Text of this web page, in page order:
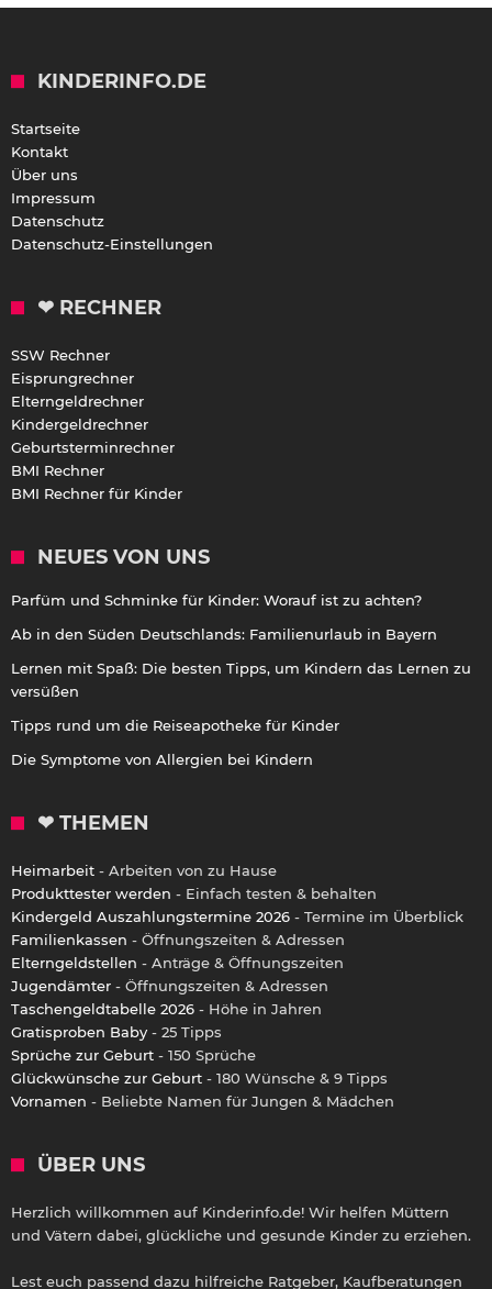
KINDERINFO.DE
Startseite
Kontakt
Über uns
Impressum
Datenschutz
Datenschutz-Einstellungen
❤ RECHNER
SSW Rechner
Eisprungrechner
Elterngeldrechner
Kindergeldrechner
Geburtsterminrechner
BMI Rechner
BMI Rechner für Kinder
NEUES VON UNS
Parfüm und Schminke für Kinder: Worauf ist zu achten?
Ab in den Süden Deutschlands: Familienurlaub in Bayern
Lernen mit Spaß: Die besten Tipps, um Kindern das Lernen zu
versüßen
Tipps rund um die Reiseapotheke für Kinder
Die Symptome von Allergien bei Kindern
❤ THEMEN
Heimarbeit - Arbeiten von zu Hause
Produkttester werden - Einfach testen & behalten
Kindergeld Auszahlungstermine 2026 - Termine im Überblick
Familienkassen - Öffnungszeiten & Adressen
Elterngeldstellen - Anträge & Öffnungszeiten
Jugendämter - Öffnungszeiten & Adressen
Taschengeldtabelle 2026 - Höhe in Jahren
Gratisproben Baby - 25 Tipps
Sprüche zur Geburt - 150 Sprüche
Glückwünsche zur Geburt - 180 Wünsche & 9 Tipps
Vornamen - Beliebte Namen für Jungen & Mädchen
ÜBER UNS
Herzlich willkommen auf Kinderinfo.de! Wir helfen Müttern
und Vätern dabei, glückliche und gesunde Kinder zu erziehen.
Lest euch passend dazu hilfreiche Ratgeber, Kaufberatungen